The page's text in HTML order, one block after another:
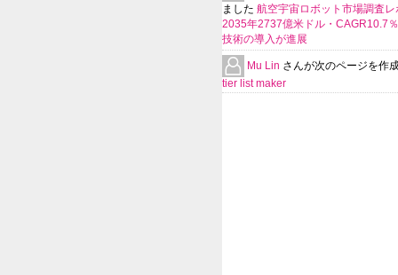
ました 航空宇宙ロボット市場調査レ
2035年2737億米ドル・CAGR10.7
技術の導入が進展
Mu Lin さんが次のページを作
tier list maker